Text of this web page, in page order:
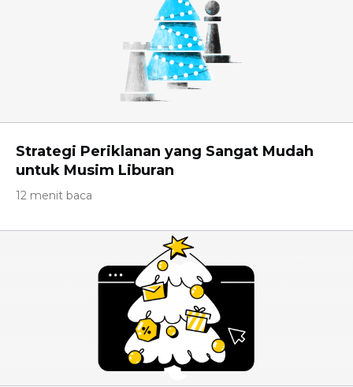
Strategi Periklanan yang Sangat Mudah
untuk Musim Liburan
12 menit baca